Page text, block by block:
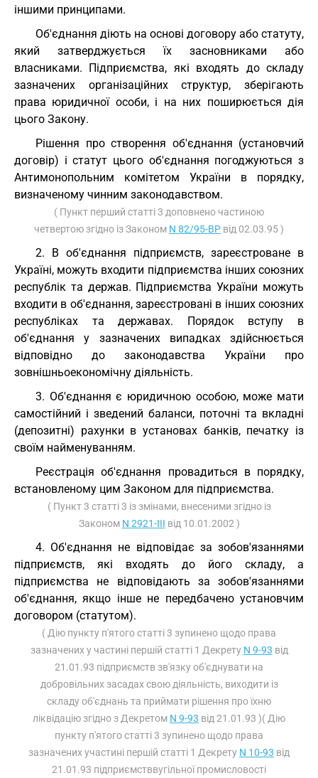
іншими принципами.
Об'єднання діють на основі договору або статуту,
який затверджується їх засновниками або
власниками. Підприємства, які входять до складу
зазначених організаційних структур, зберігають
права юридичної особи, і на них поширюється дія
цього Закону.
Рішення про створення об'єднання (установчий
договір) і статут цього об'єднання погоджуються з
Антимонопольним комітетом України в порядку,
визначеному чинним законодавством.
( Пункт перший статті 3 доповнено частиною
четвертою згідно із Законом N 82/95-ВР від 02.03.95 )
2. В об'єднання підприємств, зареєстроване в
Україні, можуть входити підприємства інших союзних
республік та держав. Підприємства України можуть
входити в об'єднання, зареєстровані в інших союзних
республіках та державах. Порядок вступу в
об'єднання у зазначених випадках здійснюється
відповідно до законодавства України про
зовнішньоекономічну діяльність.
3. Об'єднання є юридичною особою, може мати
самостійний і зведений баланси, поточні та вкладні
(депозитні) рахунки в установах банків, печатку із
своїм найменуванням.
Реєстрація об'єднання провадиться в порядку,
встановленому цим Законом для підприємства.
( Пункт 3 статті 3 із змінами, внесеними згідно із
Законом N 2921-III від 10.01.2002 )
4. Об'єднання не відповідає за зобов'язаннями
підприємств, які входять до його складу, а
підприємства не відповідають за зобов'язаннями
об'єднання, якщо інше не передбачено установчим
договором (статутом).
( Дію пункту п'ятого статті 3 зупинено щодо права
зазначених у частині першій статті 1 Декрету N 9-93 від
21.01.93 підприємств зв'язку об'єднувати на
добровільних засадах свою діяльність, виходити із
складу об'єднань та приймати рішення про їхню
ліквідацію згідно з Декретом N 9-93 від 21.01.93 )( Дію
пункту п'ятого статті 3 зупинено щодо права
зазначених участині першій статті 1 Декрету N 10-93 від
21.01.93 підприємстввугільної промисловості